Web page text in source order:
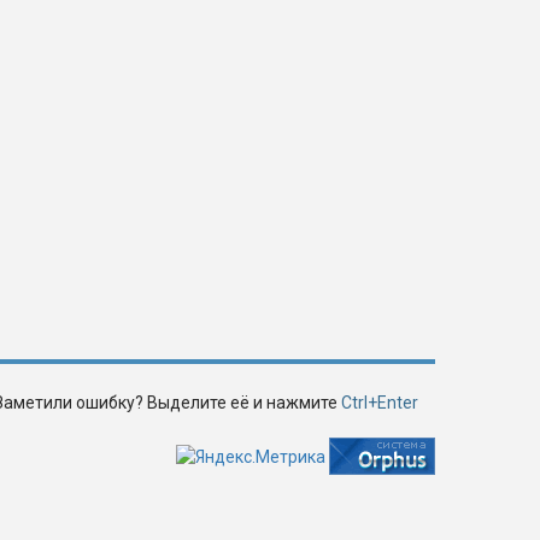
ошибку? Выделите её и нажмите Ctrl+Enter